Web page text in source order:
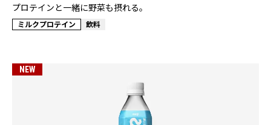
プロテインと一緒に野菜も摂れる。
ミルクプロテイン 飲料
NEW